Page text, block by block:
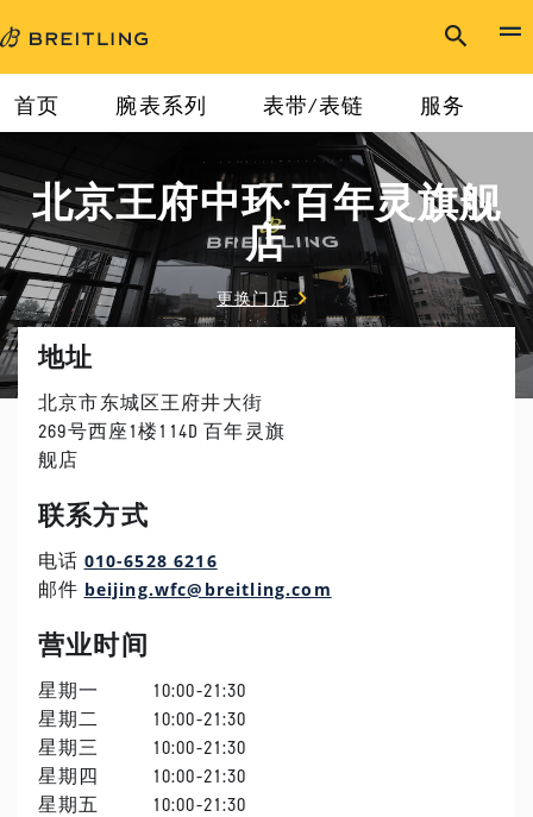
首页 腕表系列 表带/表链 服务
北京王府中环·百年灵旗舰
店
更换门店
地址
北京市东城区王府井大街
269号西座1楼114D 百年灵旗
舰店
联系方式
电话 010-6528 6216
邮件 beijing.wfc@breitling.com
营业时间
星期一
10:00-21:30
星期二
10:00-21:30
星期三
10:00-21:30
星期四
10:00-21:30
星期五
10:00-21:30